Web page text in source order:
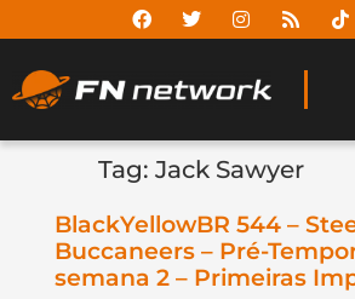
Tag: Jack Sawyer
BlackYellowBR 544 –
Buccaneers – Pré-
semana 2 – Primeiras